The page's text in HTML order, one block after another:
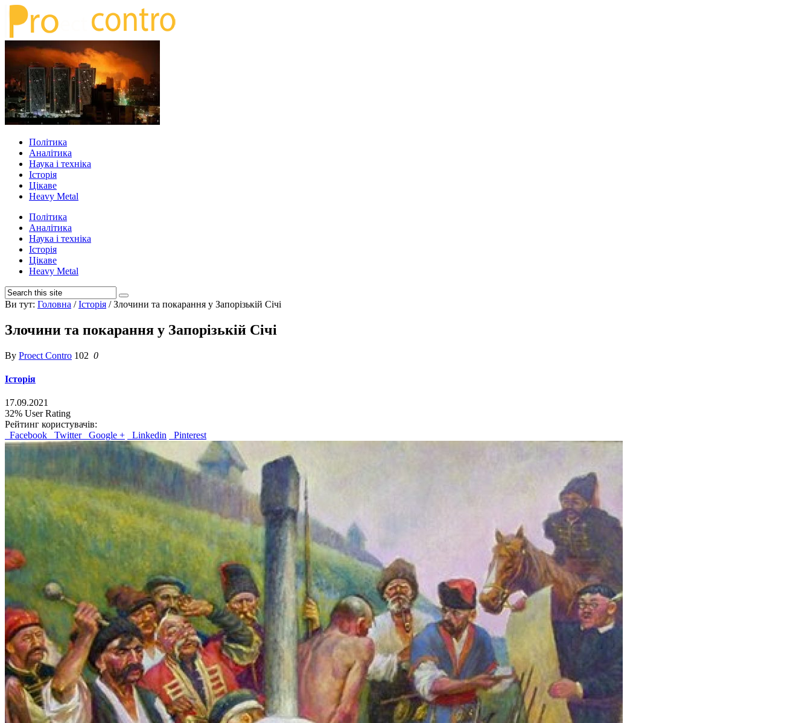
Політика
Аналітика
Наука і техніка
Історія
Цікаве
Heavy Metal
Політика
Аналітика
Наука і техніка
Історія
Цікаве
Heavy Metal
Ви тут: Головна /Історія /Злочини та покарання у Запорізькій Січі
Злочини та покарання у Запорізькій Січі
By Proect Contro 102 0
Історія
17.09.2021
32% User Rating
Рейтинг користувачів:
Facebook
Twitter Google + Linkedin Pinterest